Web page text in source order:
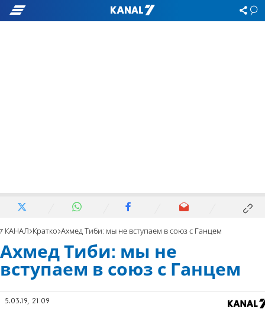
7 КАНАЛ Кратко Ахмед Тиби: мы не вступаем в союз с Ганцем
Ахмед Тиби: мы не
вступаем в союз с Ганцем
5.03.19, 21:09